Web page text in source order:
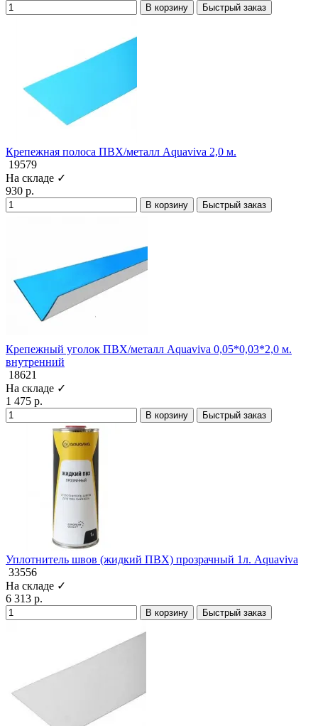
В корзину Быстрый заказ
Крепежная полоса ПВХ/металл Aquaviva 2,0 м.
19579
На складе ✓
930 р.
В корзину Быстрый заказ
Крепежный уголок ПВХ/металл Aquaviva 0,05*0,03*2,0 м.
внутренний
18621
На складе ✓
1 475 р.
В корзину Быстрый заказ
Уплотнитель швов (жидкий ПВХ) прозрачный 1л. Aquaviva
33556
На складе ✓
6 313 р.
В корзину Быстрый заказ